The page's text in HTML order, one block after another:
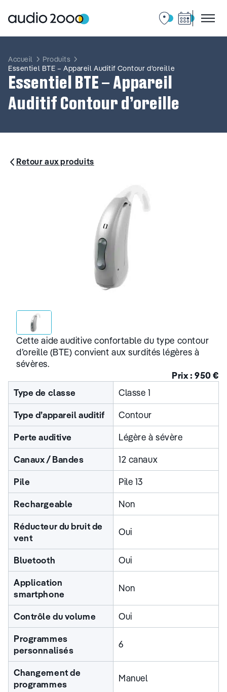
contenu
Accueil
Produits
Essentiel BTE – Appareil Auditif Contour d’oreille
Essentiel BTE – Appareil
Auditif Contour d’oreille
Retour aux produits
Cette aide auditive confortable du type contour
d’oreille (BTE) convient aux surdités légères à
sévères.
Prix : 950 €
Type de classe
Classe 1
Type d’appareil auditif
Contour
Perte auditive
Légère à sévère
Canaux / Bandes
12 canaux
Pile
Pile 13
Rechargeable
Non
Réducteur du bruit de
vent
Oui
Bluetooth
Oui
Application
smartphone
Non
Contrôle du volume
Oui
Programmes
personnalisés
6
Changement de
programmes
Manuel